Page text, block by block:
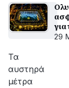
για
29
Τα
αυστηρά
μέτρα